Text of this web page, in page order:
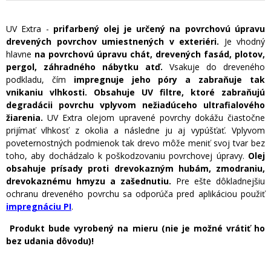
UV Extra - prifarbený olej je určený na povrchovú úpravu
drevených povrchov umiestnených v exteriéri. Je vhodný
hlavne na povrchovú úpravu chát, drevených fasád, plotov,
pergol, záhradného nábytku atď. Vsakuje do dreveného
podkladu, čím impregnuje jeho póry a zabraňuje tak
vnikaniu vlhkosti.
Obsahuje UV filtre, ktoré zabraňujú
degradácii povrchu vplyvom nežiadúceho ultrafialového
žiarenia. UV Extra olejom upravené povrchy dokážu čiastočne
prijímať vlhkosť z okolia a následne ju aj vypúšťať. Vplyvom
poveternostných podmienok tak drevo môže meniť svoj tvar bez
toho, aby dochádzalo k poškodzovaniu povrchovej úpravy. Olej
obsahuje prísady proti drevokazným hubám, zmodraniu,
drevokaznému hmyzu a zašednutiu. Pre ešte dôkladnejšiu
ochranu dreveného povrchu sa odporúča pred aplikáciou použiť
impregnáciu PI.
Produkt bude vyrobený na mieru (nie je možné vrátiť ho
bez udania dôvodu)!